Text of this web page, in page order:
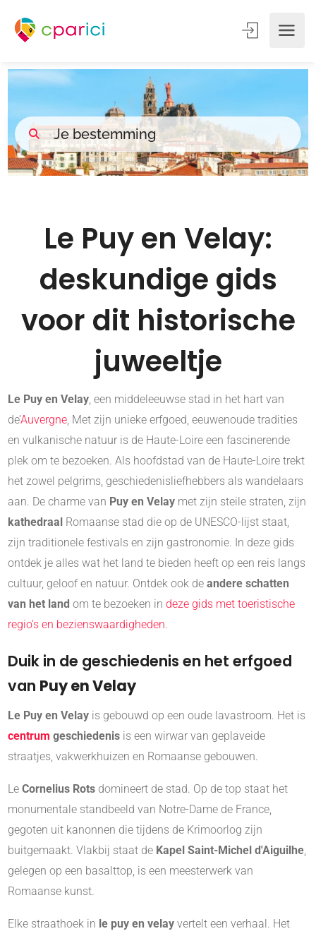
Le Puy en Velay:
deskundige gids
voor dit historische
juweeltje
Le Puy en Velay , een middeleeuwse stad in het hart van
de’Auvergne , Met zijn unieke erfgoed, eeuwenoude tradities
en vulkanische natuur is de Haute-Loire een fascinerende
plek om te bezoeken. Als hoofdstad van de Haute-Loire trekt
het zowel pelgrims, geschiedenisliefhebbers als wandelaars
aan. De charme van Puy en Velay met zijn steile straten, zijn
kathedraal Romaanse stad die op de UNESCO-lijst staat,
zijn traditionele festivals en zijn gastronomie. In deze gids
ontdek je alles wat het land te bieden heeft op een reis langs
cultuur, geloof en natuur. Ontdek ook de andere schatten
van het land om te bezoeken in deze gids met toeristische
regio's en bezienswaardigheden
Duik in de geschiedenis en het erfgoed
van Puy en Velay
Le Puy en Velay is gebouwd op een oude lavastroom. Het is
centrum geschiedenis is een wirwar van geplaveide
straatjes, vakwerkhuizen en Romaanse gebouwen.
Le Cornelius Rots domineert de stad. Op de top staat het
monumentale standbeeld van Notre-Dame de France,
gegoten uit kanonnen die tijdens de Krimoorlog zijn
buitgemaakt. Vlakbij staat de Kapel Saint-Michel d'Aiguilhe
gelegen op een basalttop, is een meesterwerk van
Romaanse kunst.
Elke straathoek in le puy en velay vertelt een verhaal. Het